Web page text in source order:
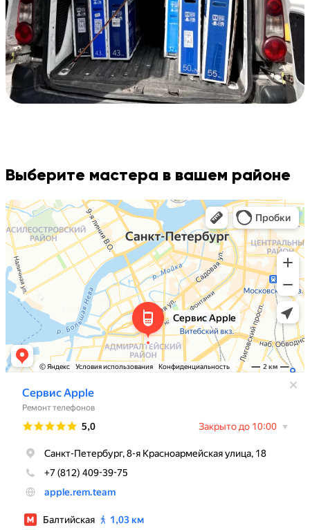
Выберите мастера в вашем районе